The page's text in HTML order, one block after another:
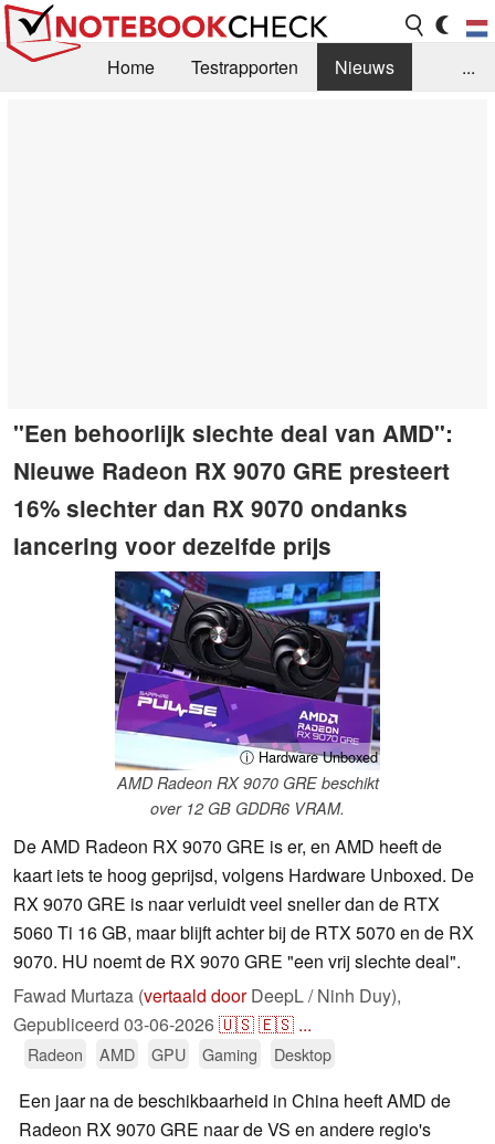
Home Testrapporten
Nieuws
...
"Een behoorlijk slechte deal van AMD":
Nieuwe Radeon RX 9070 GRE presteert
16% slechter dan RX 9070 ondanks
lancering voor dezelfde prijs
ⓘ Hardware Unboxed
AMD Radeon RX 9070 GRE beschikt
over 12 GB GDDR6 VRAM.
De AMD Radeon RX 9070 GRE is er, en AMD heeft de
kaart iets te hoog geprijsd, volgens Hardware Unboxed. De
RX 9070 GRE is naar verluidt veel sneller dan de RTX
5060 Ti 16 GB, maar blijft achter bij de RTX 5070 en de RX
9070. HU noemt de RX 9070 GRE "een vrij slechte deal".
Fawad Murtaza (vertaald doorDeepL / Ninh Duy),
Gepubliceerd 03-06-2026🇺🇸🇪🇸 ...
Radeon AMD GPU Gaming Desktop
Een jaar na de beschikbaarheid in China heeft AMD de
Radeon RX 9070 GRE naar de VS en andere regio's